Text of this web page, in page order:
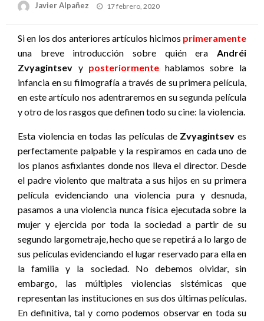
Javier Alpañez
Publicado
17 febrero, 2020
Si en los dos anteriores artículos hicimos primeramente
una breve introducción sobre quién era Andréi
Zvyagintsev y posteriormente hablamos sobre la
infancia en su filmografía a través de su primera película,
en este artículo nos adentraremos en su segunda película
y otro de los rasgos que definen todo su cine: la violencia.
Esta violencia en todas las películas de Zvyagintsev es
perfectamente palpable y la respiramos en cada uno de
los planos asfixiantes donde nos lleva el director. Desde
el padre violento que maltrata a sus hijos en su primera
película evidenciando una violencia pura y desnuda,
pasamos a una violencia nunca física ejecutada sobre la
mujer y ejercida por toda la sociedad a partir de su
segundo largometraje, hecho que se repetirá a lo largo de
sus películas evidenciando el lugar reservado para ella en
la familia y la sociedad. No debemos olvidar, sin
embargo, las múltiples violencias sistémicas que
representan las instituciones en sus dos últimas películas.
En definitiva, tal y como podemos observar en toda su